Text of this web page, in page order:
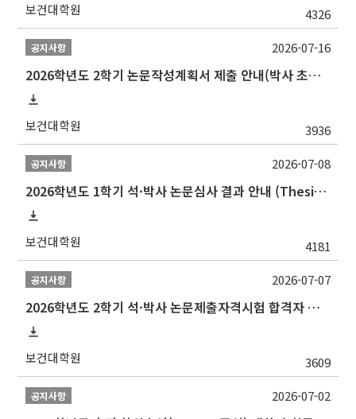
보건대학원 4326
공지사항
2026학년도 2학기 논문작성계획서 제출 안내(박사 초심 일정 포함)_Thesis Proposal
보건대학원 3936
2026-07-16
공지사항
2026학년도 1학기 석·박사 논문심사 결과 안내 (Thesis Defense Result)
보건대학원 4181
2026-07-08
공지사항
2026학년도 2학기 석·박사 논문제출자격시험 합격자 공고(TSQ Exam Result)
보건대학원 3609
2026-07-07
공지사항 2026-07-02